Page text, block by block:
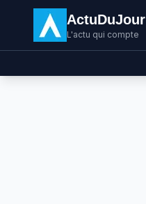
ActuDuJour
L'actu qui compte